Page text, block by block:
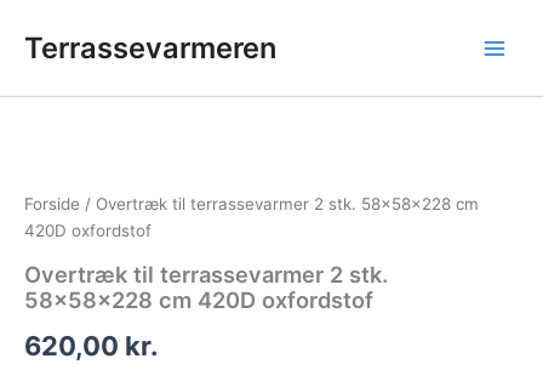
Terrassevarmeren
Forside / Overtræk til terrassevarmer 2 stk. 58x58x228 cm
420D oxfordstof
Overtræk til terrassevarmer 2 stk.
58x58x228 cm 420D oxfordstof
620,00 kr.